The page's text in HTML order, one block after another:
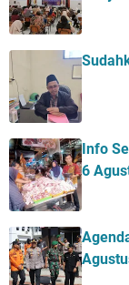
Info
6